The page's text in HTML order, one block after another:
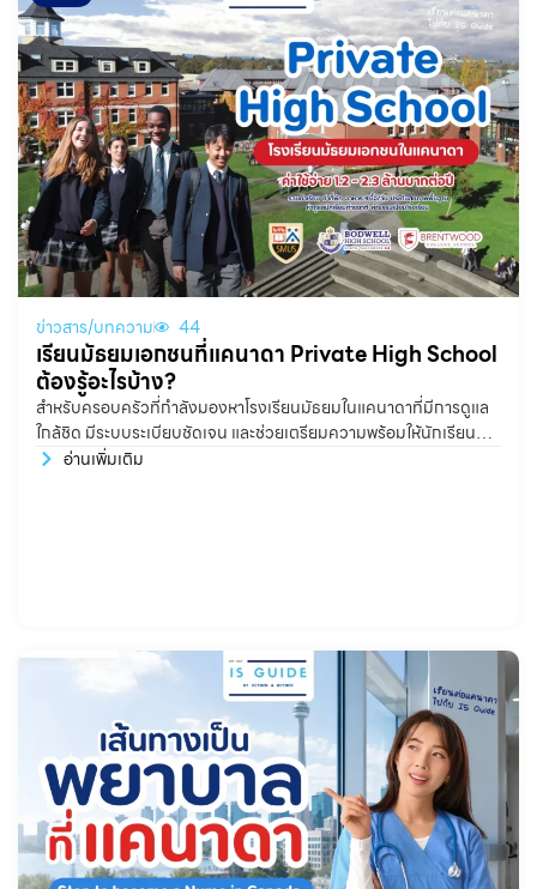
ข่าวสาร/บทความ 44
เรียนมัธยมเอกชนที่แคนาดา Private High School
ต้องรู้อะไรบ้าง?
สำหรับครอบครัวที่กำลังมองหาโรงเรียนมัธยมในแคนาดาที่มีการดูแล
ใกล้ชิด มีระบบระเบียบชัดเจน และช่วยเตรียมความพร้อมให้นักเรียน
อย่างจริงจังทั้งด้านวิชาการ ภาษา การใช้ชีวิต และการเข้ามหาวิทยาลัย
อ่านเพิ่มเติม